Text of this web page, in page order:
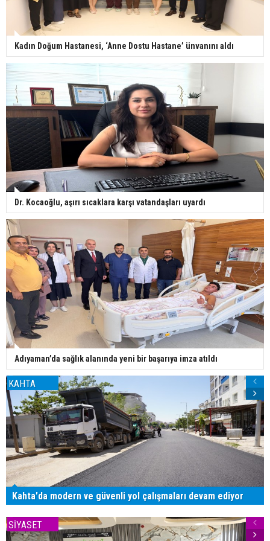
Kadın Doğum Hastanesi, ‘Anne Dostu Hastane’ ünvanını aldı
Dr. Kocaoğlu, aşırı sıcaklara karşı vatandaşları uyardı
Adıyaman’da sağlık alanında yeni bir başarıya imza atıldı
KAHTA
Kahta'da modern ve güvenli yol çalışmaları devam ediyor
SİYASET